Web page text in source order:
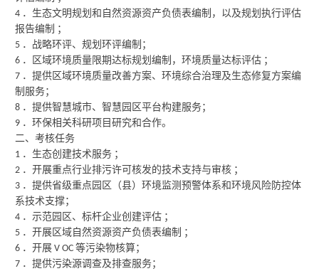
4 ．生态文明规划和自然资源资产负债表编制，以及规划执行评估
报告编制 ；
5 ．战略环评、规划环评编制；
6 ．区域环境质量限期达标规划编制，环境质量达标评估 ；
7 ．提供区域环境质量改善方案、环境综合治理及生态修复方案编
制服务；
8 ．提供智慧城市、智慧园区平台构建服务；
9 ．环保相关科研项目研究和合作。
二、考核任务
1 ．生态创建技术服务 ；
2 ．开展重点行业排污许可核发的技术支持与审核 ；
3 ．提供省级重点园区（县）环境监测预警体系和环境风险防控体
系技术支撑；
4 ．示范园区、标杆企业创建评估 ；
5 ．开展区域自然资源资产负债表编制 ；
6 ．开展 V OC 等污染物核算；
7 ．提供污染源调查及排查服务；